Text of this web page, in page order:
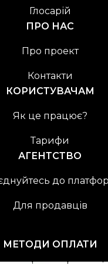
Глосарій
ПРО НАС
Про проект
Контакти
КОРИСТУВАЧАМ
Як це працює?
Тарифи
АГЕНТСТВО
до
Для продавців
МЕТОДИ ОПЛАТИ